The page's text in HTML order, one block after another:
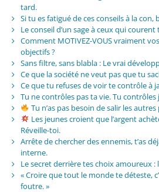
tard.
Si tu es fatigué de ces conseils à la con,
Le conseil d’un sage à ceux qui
Comment MOTIVEZ-VOUS vraiment
objectifs ?
Sans filtre, sans blabla : Le vrai
Ce que la société ne veut pas que tu
Ce que tu refuses de voir te contrôle à
Tu ne contrôles pas ta vie. Tu
Tu n’as pas besoin de salir les
Les jeunes croient que l’argent
Réveille-toi.
Arrête de chercher des ennemis, t’as
interne.
Le secret derrière tes choix amoureux :
« Croire que tout le monde te déteste,
foutre. »